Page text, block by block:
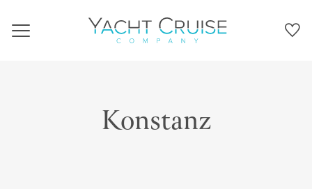
Navigation
Konstanz